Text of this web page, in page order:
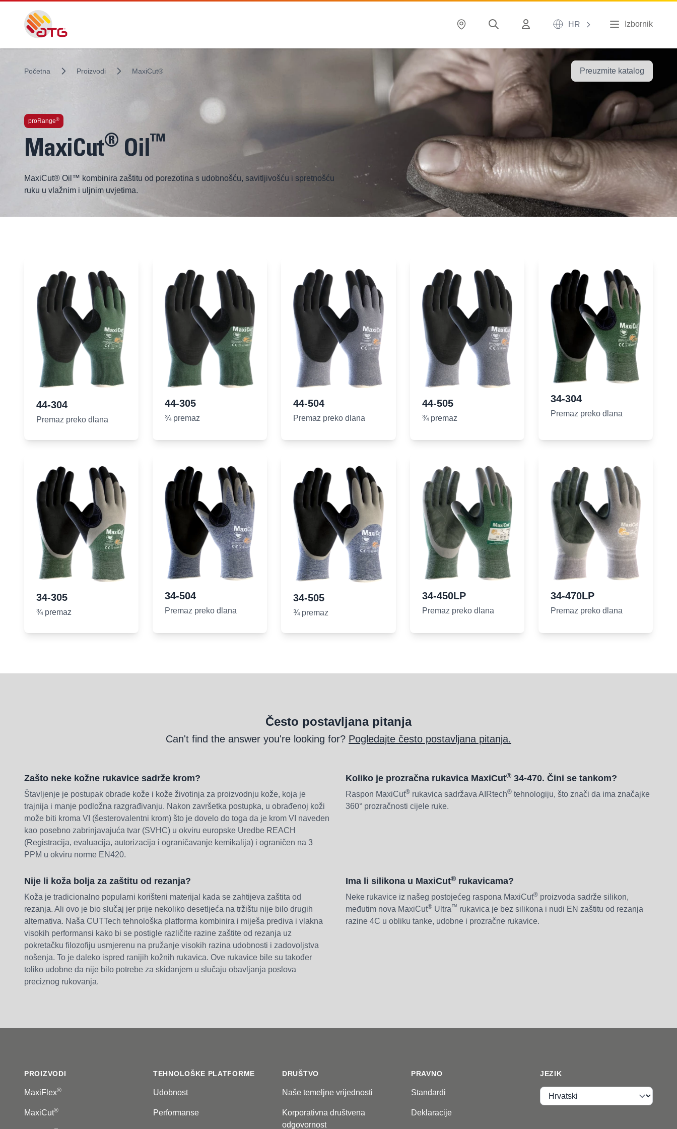
HR Izbornik
Početna Proizvodi MaxiCut® Preuzmite katalog
proRange®
MaxiCut® Oil™
MaxiCut® Oil™ kombinira zaštitu od porezotina s udobnošću, savitljivošću i spretnošću
ruku u vlažnim i uljnim uvjetima.
44-304
Premaz preko dlana
44-305
¾ premaz
44-504
Premaz preko dlana
44-505
¾ premaz
34-304
Premaz preko dlana
34-305
¾ premaz
34-504
Premaz preko dlana
34-505
¾ premaz
34-450LP
Premaz preko dlana
34-470LP
Premaz preko dlana
Često postavljana pitanja
Can't find the answer you're looking for? Pogledajte često postavljana pitanja.
Zašto neke kožne rukavice sadrže krom?
Štavljenje je postupak obrade kože i kože životinja za proizvodnju kože, koja je
trajnija i manje podložna razgrađivanju. Nakon završetka postupka, u obrađenoj koži
može biti kroma VI (šesterovalentni krom) što je dovelo do toga da je krom VI naveden
kao posebno zabrinjavajuća tvar (SVHC) u okviru europske Uredbe REACH
(Registracija, evaluacija, autorizacija i ograničavanje kemikalija) i ograničen na 3
PPM u okviru norme EN420.
Koliko je prozračna rukavica MaxiCut® 34-470. Čini se tankom?
Raspon MaxiCut® rukavica sadržava AIRtech® tehnologiju, što znači da ima značajke
360° prozračnosti cijele ruke.
Nije li koža bolja za zaštitu od rezanja?
Koža je tradicionalno popularni korišteni materijal kada se zahtijeva zaštita od
rezanja. Ali ovo je bio slučaj jer prije nekoliko desetljeća na tržištu nije bilo drugih
alternativa. Naša CUTTech tehnološka platforma kombinira i miješa prediva i vlakna
visokih performansi kako bi se postigle različite razine zaštite od rezanja uz
pokretačku filozofiju usmjerenu na pružanje visokih razina udobnosti i zadovoljstva
nošenja. To je daleko ispred ranijih kožnih rukavica. Ove rukavice bile su također
toliko udobne da nije bilo potrebe za skidanjem u slučaju obavljanja poslova
preciznog rukovanja.
Ima li silikona u MaxiCut® rukavicama?
Neke rukavice iz našeg postojećeg raspona MaxiCut® proizvoda sadrže silikon,
međutim nova MaxiCut® Ultra™ rukavica je bez silikona i nudi EN zaštitu od rezanja
razine 4C u obliku tanke, udobne i prozračne rukavice.
PROIZVODI
MaxiFlex®
MaxiCut®
TEHNOLOŠKE PLATFORME
Udobnost
Performanse
DRUŠTVO
Naše temeljne vrijednosti
Korporativna društvena
odgovornost
PRAVNO
Standardi
Deklaracije
JEZIK
Jezik